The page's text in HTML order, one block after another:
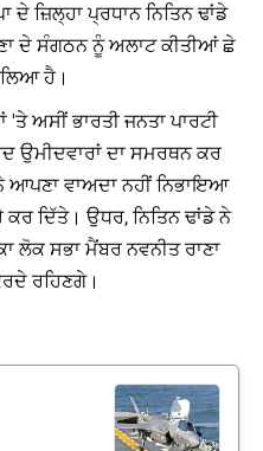
ਦੇ ਜ਼ਿਲ੍ਹਾ ਪ੍ਰਧਾਨ ਨਿਤਿਨ ਢਾਂਡੇ
ਦੇ ਸੰਗਠਨ ਨੂੰ ਅਲਾਟ ਕੀਤੀਆਂ ਛੇ
ਹੈ।
ਅਸੀਂ ਭਾਰਤੀ ਜਨਤਾ ਪਾਰਟੀ
ਉਮੀਦਵਾਰਾਂ ਦਾ ਸਮਰਥਨ ਕਰ
ਆਪਣਾ ਵਾਅਦਾ ਨਹੀਂ ਨਿਭਾਇਆ
ਦਿੱਤੇ। ਉਧਰ, ਨਿਤਿਨ ਢਾਂਡੇ ਨੇ
ਲੋਕ ਸਭਾ ਮੈਂਬਰ ਨਵਨੀਤ ਰਾਣਾ
ਰਹਿਣਗੇ।